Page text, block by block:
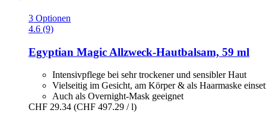
3 Optionen
4.6 (9)
Egyptian Magic Allzweck-​Hautbalsam, 59 ml
Intensivpflege bei sehr trockener und sensibler Haut
Vielseitig im Gesicht, am Körper & als Haarmaske
Auch als Overnight-Mask geeignet
CHF 29.34 (CHF 497.29 / l)